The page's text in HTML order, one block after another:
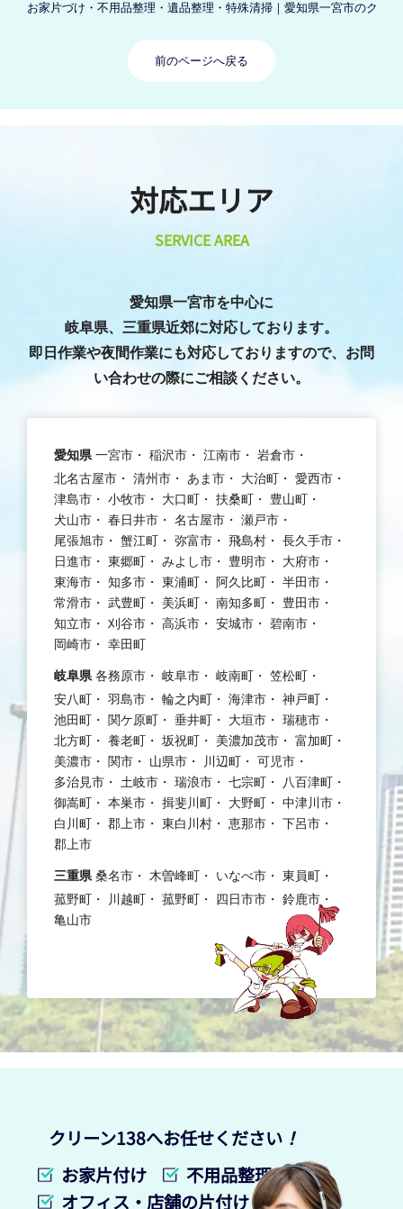
お家片づけ・不用品整理・遺品整理・特殊清掃｜愛知県一宮市のクリ
前のページへ戻る
対応エリア
SERVICE AREA
愛知県一宮市を中心に
岐阜県、三重県近郊に対応しております。
即日作業や夜間作業にも対応しておりますので、お問
い合わせの際にご相談ください。
愛知県 一宮市 稲沢市 江南市
岩倉市
北名古屋市
清州市 あま市 大治町
愛西市
津島市
小牧市 大口町 扶桑町
豊山町
犬山市
春日井市 名古屋市
瀬戸市
尾張旭市
蟹江町 弥富市 飛島村
長久手市
日進市
東郷町 みよし市 豊明市
大府市
東海市
知多市 東浦町 阿久比町
半田市
常滑市
武豊町 美浜町 南知多町
豊田市
知立市
刈谷市 高浜市 安城市
碧南市
岡崎市
幸田町
岐阜県 各務原市 岐阜市 岐南町
笠松町
安八町
羽島市 輪之内町 海津市
神戸町
池田町
関ケ原町 垂井町 大垣市
瑞穂市
北方町
養老町 坂祝町 美濃加茂市
富加町
美濃市
関市 山県市 川辺町
可児市
多治見市
土岐市 瑞浪市 七宗町
八百津町
御嵩町
本巣市 揖斐川町 大野町
中津川市
白川町
郡上市 東白川村 恵那市
下呂市
郡上市
三重県 桑名市 木曽峰町 いなべ市
東員町
菰野町
川越町 菰野町 四日市市
鈴鹿市
亀山市
クリーン138へお任せください ！
お家片付け
不用品整理
オフィス・店舗の片付け